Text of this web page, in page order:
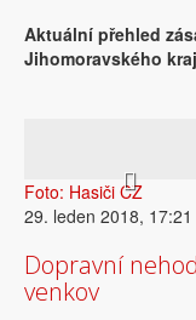
Aktuální přehled
Jihomoravského
Foto: Hasiči CZ
29. leden 2018, 17:21
Dopravní
venkov